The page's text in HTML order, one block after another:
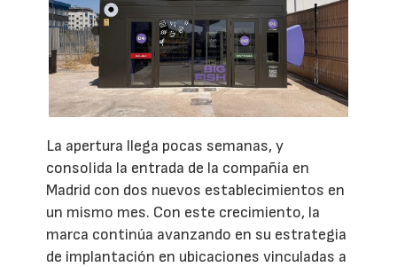
La apertura llega pocas semanas, y
consolida la entrada de la compañía en
Madrid con dos nuevos establecimientos en
un mismo mes. Con este crecimiento, la
marca continúa avanzando en su estrategia
de implantación en ubicaciones vinculadas a